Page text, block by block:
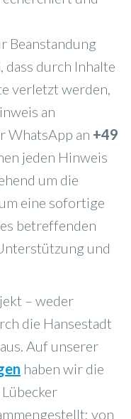
Beanstandung
dass durch Inhalte
verletzt werden,
an
WhatsApp an +49
jeden Hinweis
um die
eine sofortige
betreffenden
und
– weder
die Hansestadt
Auf unserer
haben wir die
von